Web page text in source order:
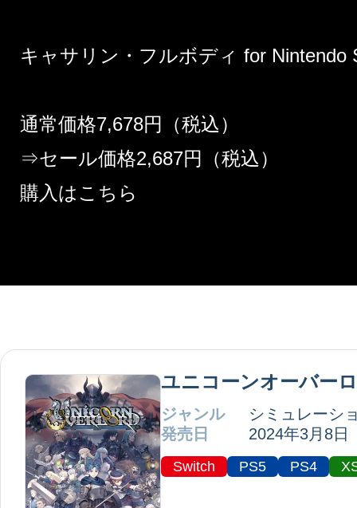
キャサリン・フルボディ for Nintendo
通常価格7,678円（税込）
⇒セール価格2,687円（税込）
購入はこちら
ユニコーンオーバー
ジャンル
シミュレーシ
発売日
2024年3月8日
Switch PS5 PS4